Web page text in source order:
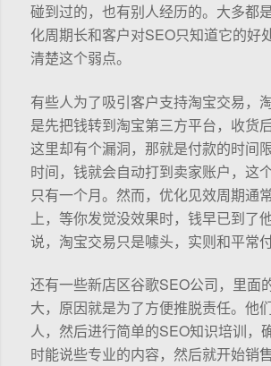
碰到过的，也有别人经历的。大多都
化周期长和客户对SEO只知道它的好
清楚这个弱点。
有些人为了吸引客户支持淘宝交易，
是先把钱转到淘宝第三方平台，收货
这里却有个漏洞，那就是付款的时间
时间，钱就会自动打到卖家账户，这
只有一个月。然而，优化见效周期通
上，等你发觉没效果时，钱早已到了
说，淘宝交易只是噱头，实则和平常
还有一些新店区谷歌SEO公司，里面
大，原因就是为了方便推脱责任。他
人，然后进行简单的SEO知识培训，
时能说些专业的内容，然后就开始销